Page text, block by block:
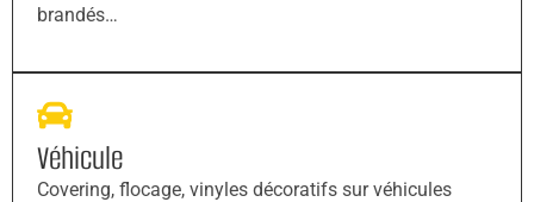
brandés…
Véhicule
Covering, flocage, vinyles décoratifs sur véhicules